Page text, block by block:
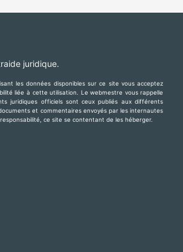
juridique.
les données disponibles sur ce site vous acceptez
liée à cette utilisation. Le webmestre vous rappelle
juridiques officiels sont ceux publiés aux différents
et commentaires envoyés par les internautes
ce site se contentant de les héberger.